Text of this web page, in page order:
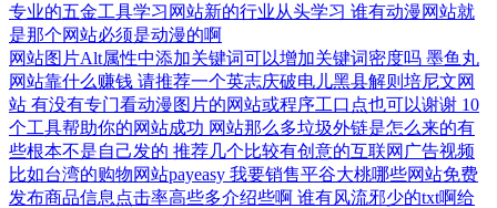
专业的五金工具学习网站新的行业从头学习 谁有动漫网站就
是那个网站必须是动漫的啊
网站图片Alt属性中添加关键词可以增加关键词密度吗 墨鱼丸
网站靠什么赚钱 请推荐一个英志庆破电儿黑县解则培尼文网
站 有没有专门看动漫图片的网站或程序工口点也可以谢谢 10
个工具帮助你的网站成功 网站那么多垃圾外链是怎么来的有
些根本不是自己发的 推荐几个比较有创意的互联网广告视频
比如台湾的购物网站payeasy 我要销售平谷大桃哪些网站免费
发布商品信息点击率高些多介绍些啊 谁有风流邪少的txt啊给